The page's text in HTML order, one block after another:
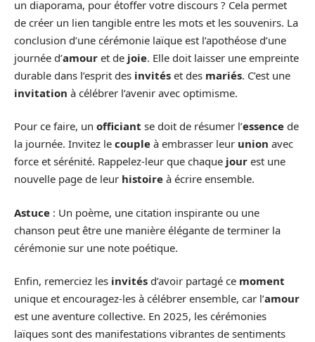
un diaporama, pour étoffer votre discours ? Cela permet
de créer un lien tangible entre les mots et les souvenirs. La
conclusion d’une cérémonie laïque est l’apothéose d’une
journée d’amour et de joie. Elle doit laisser une empreinte
durable dans l’esprit des invités et des mariés. C’est une
invitation à célébrer l’avenir avec optimisme.
Pour ce faire, un officiant se doit de résumer l’essence de
la journée. Invitez le couple à embrasser leur union avec
force et sérénité. Rappelez-leur que chaque jour est une
nouvelle page de leur histoire à écrire ensemble.
Astuce : Un poème, une citation inspirante ou une
chanson peut être une manière élégante de terminer la
cérémonie sur une note poétique.
Enfin, remerciez les invités d’avoir partagé ce moment
unique et encouragez-les à célébrer ensemble, car l’amour
est une aventure collective. En 2025, les cérémonies
laïques sont des manifestations vibrantes de sentiments